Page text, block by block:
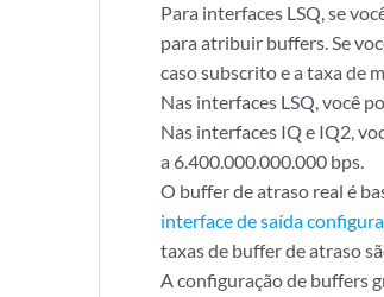
Para interfaces LSQ, se
para atribuir buffers. Se
caso subscrito e a taxa de
Nas interfaces LSQ, você
Nas interfaces IQ e IQ2,
a 6.400.000.000.000 bps.
O buffer de atraso real é
interface de saída
taxas de buffer de atraso
A configuração de buffers